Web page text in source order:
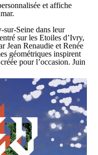
et affiche
sur-Seine dans leur
sur les Etoiles d’Ivry,
Jean Renaudie et Renée
géométriques inspirent
pour l’occasion. Juin